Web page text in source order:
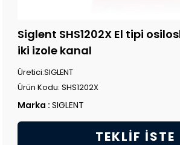
Siglent SHS1202X El tipi
iki izole kanal
Üretici:SIGLENT
Ürün Kodu: SHS1202X
Marka : SIGLENT
TEKLIF İSTE